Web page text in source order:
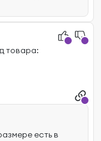
товара:
есть в